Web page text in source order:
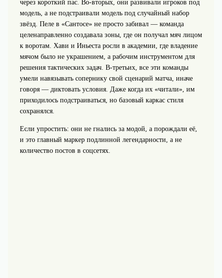
через короткий пас. Во‑вторых, они развивали игроков под
модель, а не подстраивали модель под случайный набор
звёзд. Пеле в «Сантосе» не просто забивал — команда
целенаправленно создавала зоны, где он получал мяч лицом
к воротам. Хави и Иньеста росли в академии, где владение
мячом было не украшением, а рабочим инструментом для
решения тактических задач. В‑третьих, все эти команды
умели навязывать сопернику свой сценарий матча, иначе
говоря — диктовать условия. Даже когда их «читали», им
приходилось подстраиваться, но базовый каркас стиля
сохранялся.
Если упростить: они не гнались за модой, а порождали её,
и это главный маркер подлинной легендарности, а не
количество постов в соцсетях.